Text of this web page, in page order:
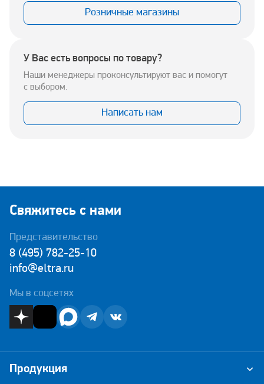
Розничные магазины
У Вас есть вопросы по товару?
Наши менеджеры проконсультируют вас и помогут
с выбором.
Написать нам
Свяжитесь с нами
Представительство
8 (495) 782-25-10
info@eltra.ru
Мы в соцсетях
Продукция